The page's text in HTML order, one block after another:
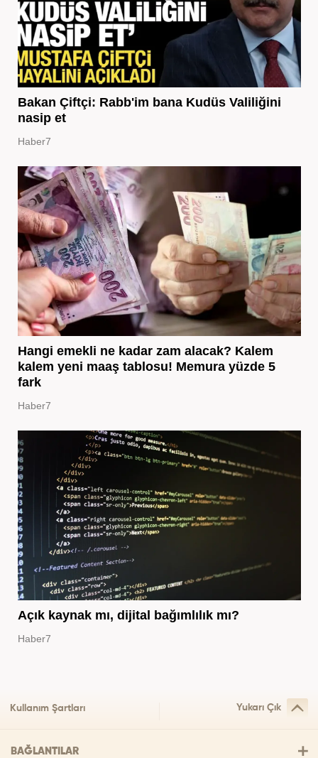
Bakan Çiftçi: Rabb'im bana Kudüs Valiliğini
nasip et
Haber7
Hangi emekli ne kadar zam alacak? Kalem
kalem yeni maaş tablosu! Memura yüzde 5
fark
Haber7
Açık kaynak mı, dijital bağımlılık mı?
Haber7
Kullanım Şartları Yukarı Çık
BAĞLANTILAR